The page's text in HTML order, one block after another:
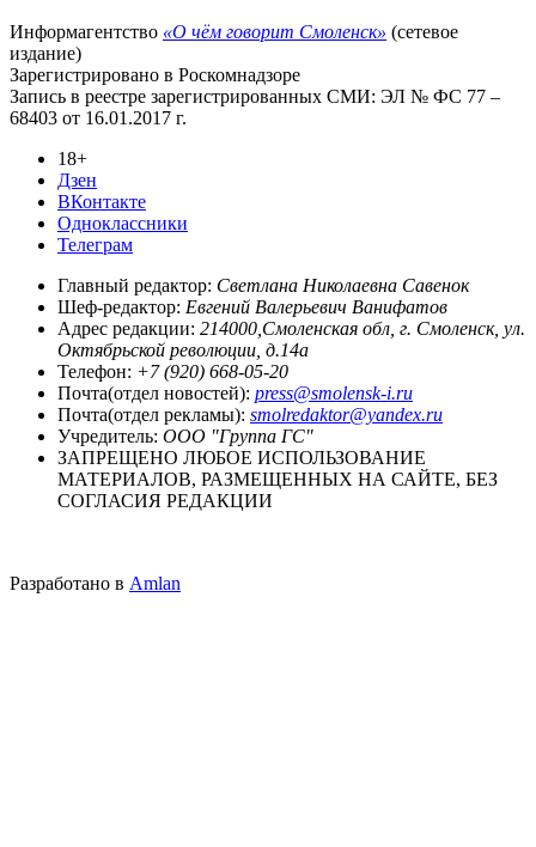
Информагентство «О чём говорит Смоленск» (сетевое
издание)
Зарегистрировано в Роскомнадзоре
Запись в реестре зарегистрированных СМИ: ЭЛ № ФС 77 –
68403 от 16.01.2017 г.
18+
Дзен
ВКонтакте
Одноклассники
Телеграм
Главный редактор: Светлана Николаевна Савенок
Шеф-редактор: Евгений Валерьевич Ванифатов
Адрес редакции: 214000,Смоленская обл, г. Смоленск, ул.
Октябрьской революции, д.14а
Телефон: +7 (920) 668-05-20
Почта(отдел новостей): press@smolensk-i.ru
Почта(отдел рекламы): smolredaktor@yandex.ru
Учредитель: ООО "Группа ГС"
ЗАПРЕЩЕНО ЛЮБОЕ ИСПОЛЬЗОВАНИЕ
МАТЕРИАЛОВ, РАЗМЕЩЕННЫХ НА САЙТЕ, БЕЗ
СОГЛАСИЯ РЕДАКЦИИ
Разработано в Amlan